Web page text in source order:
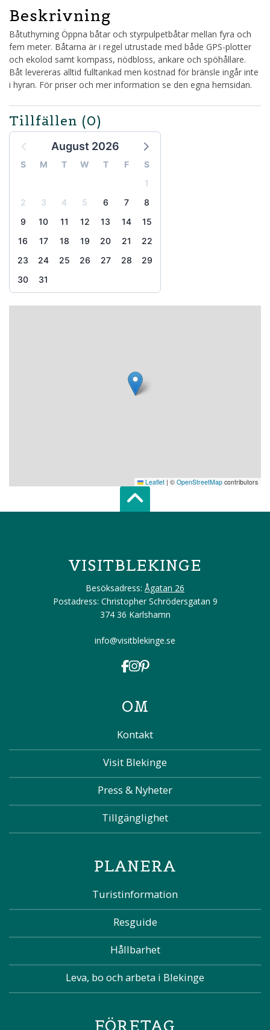
Beskrivning
Båtuthyrning Öppna båtar och styrpulpetbåtar mellan fyra och
fem meter. Båtarna är i regel utrustade med både GPS-plotter
och ekolod samt kompass, nödbloss, ankare och spöhållare.
Båt levereras alltid fulltankad men kostnad för bränsle ingår inte
i hyran. För priser och mer information se den egna hemsidan.
Tillfällen (0)
August 2026
S M T W T F
S
1
2
3 4 5 6 7
8
9
10 11 12 13 14
15
16
17 18 19 20 21
22
23
24 25 26 27 28
29
30
31
Leaflet | © OpenStreetMap contributors
Scroll top of
VISITBLEKINGE
Besöksadress: Ågatan 26
Postadress: Christopher Schrödersgatan 9
374 36 Karlshamn
info@visitblekinge.se
OM
Kontakt
Visit Blekinge
Press & Nyheter
Tillgänglighet
PLANERA
Turistinformation
Resguide
Hållbarhet
Leva, bo och arbeta i Blekinge
FÖRETAG